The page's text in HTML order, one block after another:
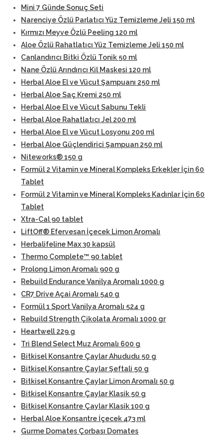
Mini 7 Günde Sonuç Seti
Narenciye Özlü Parlatıcı Yüz Temizleme Jeli 150 ml
Kırmızı Meyve Özlü Peeling 120 ml
Aloe Özlü Rahatlatıcı Yüz Temizleme Jeli 150 ml
Canlandırıcı Bitki Özlü Tonik 50 ml
Nane Özlü Arındırıcı Kil Maskesi 120 ml
Herbal Aloe El ve Vücut Şampuanı 250 ml
Herbal Aloe Saç Kremi 250 ml
Herbal Aloe El ve Vücut Sabunu Tekli
Herbal Aloe Rahatlatıcı Jel 200 ml
Herbal Aloe El ve Vücut Losyonu 200 ml
Herbal Aloe Güçlendirici Şampuan 250 ml
Niteworks® 150 g
Formül 2 Vitamin ve Mineral Kompleks Erkekler İçin 60
Tablet
Formül 2 Vitamin ve Mineral Kompleks Kadınlar İçin 60
Tablet
Xtra-Cal 90 tablet
LiftOff® Efervesan İçecek Limon Aromalı
Herbalifeline Max 30 kapsül
Thermo Complete™ 90 tablet
Prolong Limon Aromalı 900 g
Rebuild Endurance Vanilya Aromalı 1000 g
CR7 Drive Açai Aromalı 540 g
Formül 1 Sport Vanilya Aromalı 524 g
Rebuild Strength Çikolata Aromalı 1000 gr
Heartwell 229 g
Tri Blend Select Muz Aromalı 600 g
Bitkisel Konsantre Çaylar Ahududu 50 g
Bitkisel Konsantre Çaylar Şeftali 50 g
Bitkisel Konsantre Çaylar Limon Aromalı 50 g
Bitkisel Konsantre Çaylar Klasik 50 g
Bitkisel Konsantre Çaylar Klasik 100 g
Herbal Aloe Konsantre İçecek 473 ml
Gurme Domates Çorbası Domates